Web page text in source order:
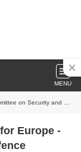
MENU
Security and Defence
Europe -